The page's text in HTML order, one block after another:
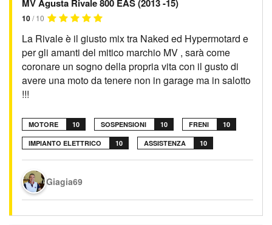
MV Agusta Rivale 800 EAS (2013 -15)
10/ 10
La Rivale è il giusto mix tra Naked ed Hypermotard e
per gli amanti del mitico marchio MV , sarà come
coronare un sogno della propria vita con il gusto di
avere una moto da tenere non in garage ma in salotto
!!!
MOTORE 10 SOSPENSIONI 10 FRENI 10
IMPIANTO ELETTRICO 10 ASSISTENZA 10
Giagia69